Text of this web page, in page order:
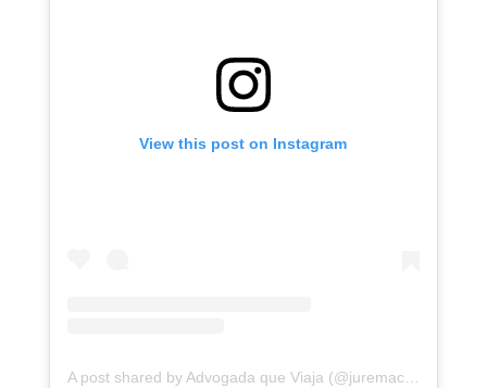
View this post on Instagram
A post shared by Advogada que Viaja (@juremacintra)